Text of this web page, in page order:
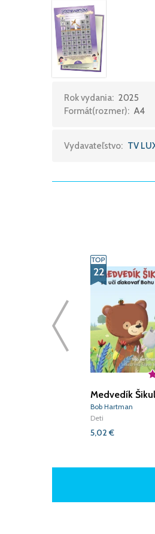
Rok vydania: 2025
Formát(rozmer): A4
Vydavateľstvo: TV
22
Medvedík
ďakovať Bohu
Bob Hartman
Deti
5,02 €